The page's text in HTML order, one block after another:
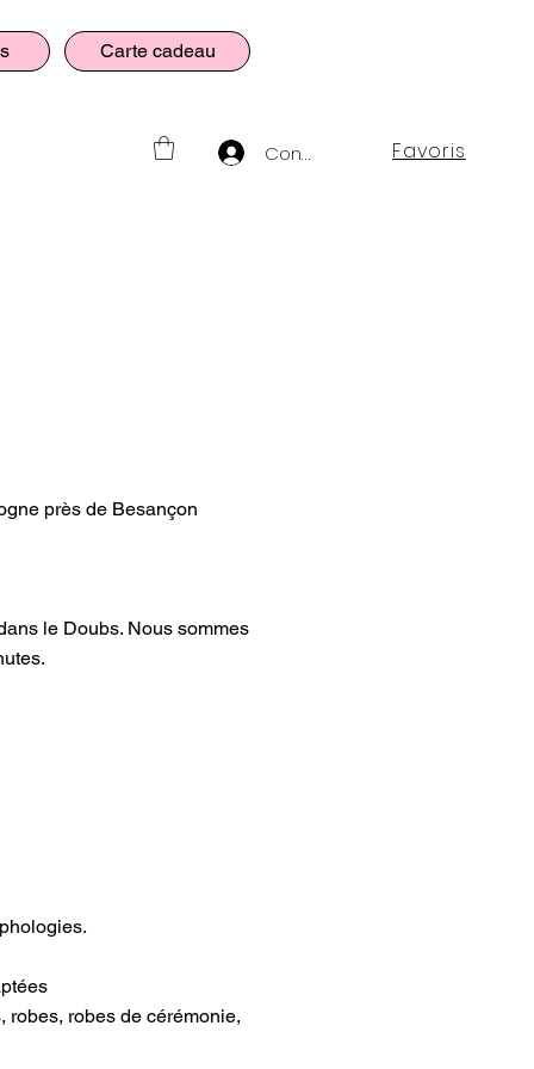
Carte cadeau
Connexion Favoris
près de Besançon
le Doubs. Nous sommes
robes, robes de cérémonie,